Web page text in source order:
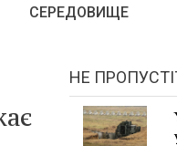
СЕРЕДОВИЩЕ
НЕ